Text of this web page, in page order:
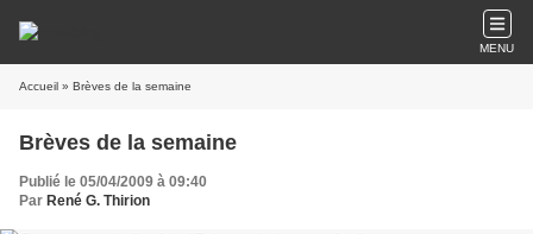
MENU
Accueil » Brèves de la semaine
Brèves de la semaine
Publié le 05/04/2009 à 09:40
Par René G. Thirion